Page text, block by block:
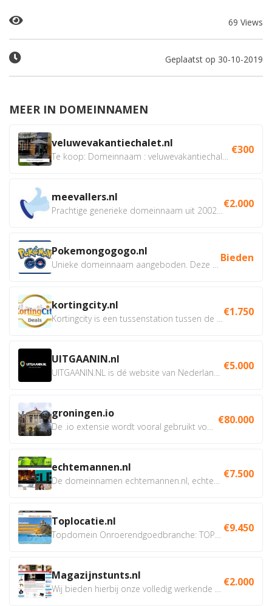
69 Views
Geplaatst op 30-10-2019
MEER IN DOMEINNAMEN
veluwevakantiechalet.nl €300
meevallers.nl €2.000
Pokemongogogo.nl Bieden
kortingcity.nl €1.750
UITGAANIN.nl €5.000
groningen.io €80.000
echtemannen.nl €7.500
Toplocatie.nl €9.450
Magazijnstunts.nl €2.000